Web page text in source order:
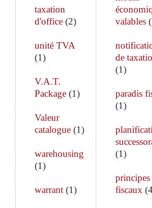
taxation
d'office (2)
unité TVA
(1)
V.A.T.
Package (1)
Valeur
catalogue (1)
warehousing
(1)
warrant (1)
valables(
de
(1)
paradis
(1)
(1)
principes
fiscaux (